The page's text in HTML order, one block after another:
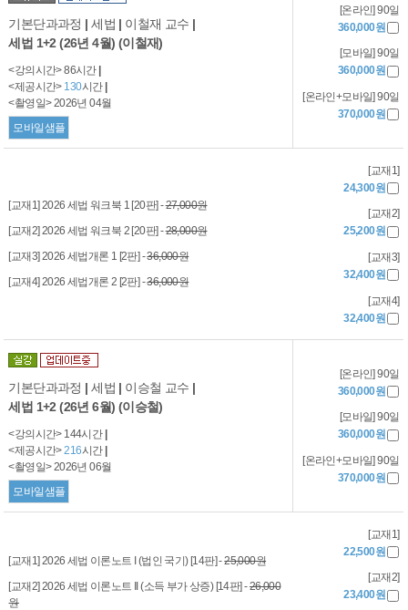
기본단과과정 | 세법 | 이철재 교수 |
세법 1+2 (26년 4월) (이철재)
<강의시간> 86시간
<제공시간> 130시간
<촬영일> 2026년 04월
모바일샘플
[온라인] 90일
360,000원
[모바일] 90일
360,000원
[온라인+모바일] 90일
370,000원
[교재1] 2026 세법 워크북 1 [20판] -27,000원
[교재2] 2026 세법 워크북 2 [20판] -28,000원
[교재3] 2026 세법개론 1 [2판] -36,000원
[교재4] 2026 세법개론 2 [2판] -36,000원
[교재1]
24,300원
[교재2]
25,200원
[교재3]
32,400원
[교재4]
32,400원
기본단과과정 | 세법 | 이승철 교수 |
세법 1+2 (26년 6월) (이승철)
<강의시간> 144시간
<제공시간>216시간
<촬영일> 2026년 06월
모바일샘플
[온라인] 90일
360,000원
[모바일] 90일
360,000원
[온라인+모바일] 90일
370,000원
[교재1] 2026 세법 이론노트 I (법인 국기) [14판] -25,000원
[교재2] 2026 세법 이론노트 II (소득 부가 상증) [14판] -26,000
원
[교재1]
22,500원
[교재2]
23,400원